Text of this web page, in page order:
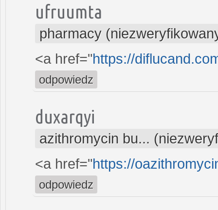
ufruumta
pharmacy
<a href="https://
odpowiedz
duxarqyi
azithromycin bu...
<a href="https://
odpowiedz